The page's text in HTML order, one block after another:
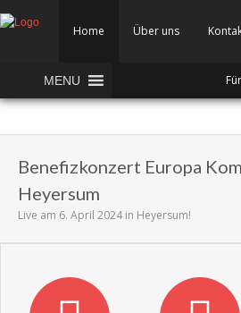
Home Über uns
MENU
Benefizkonzert Europa
Heyersum
Live am 6. April 2024 in Heyersum!